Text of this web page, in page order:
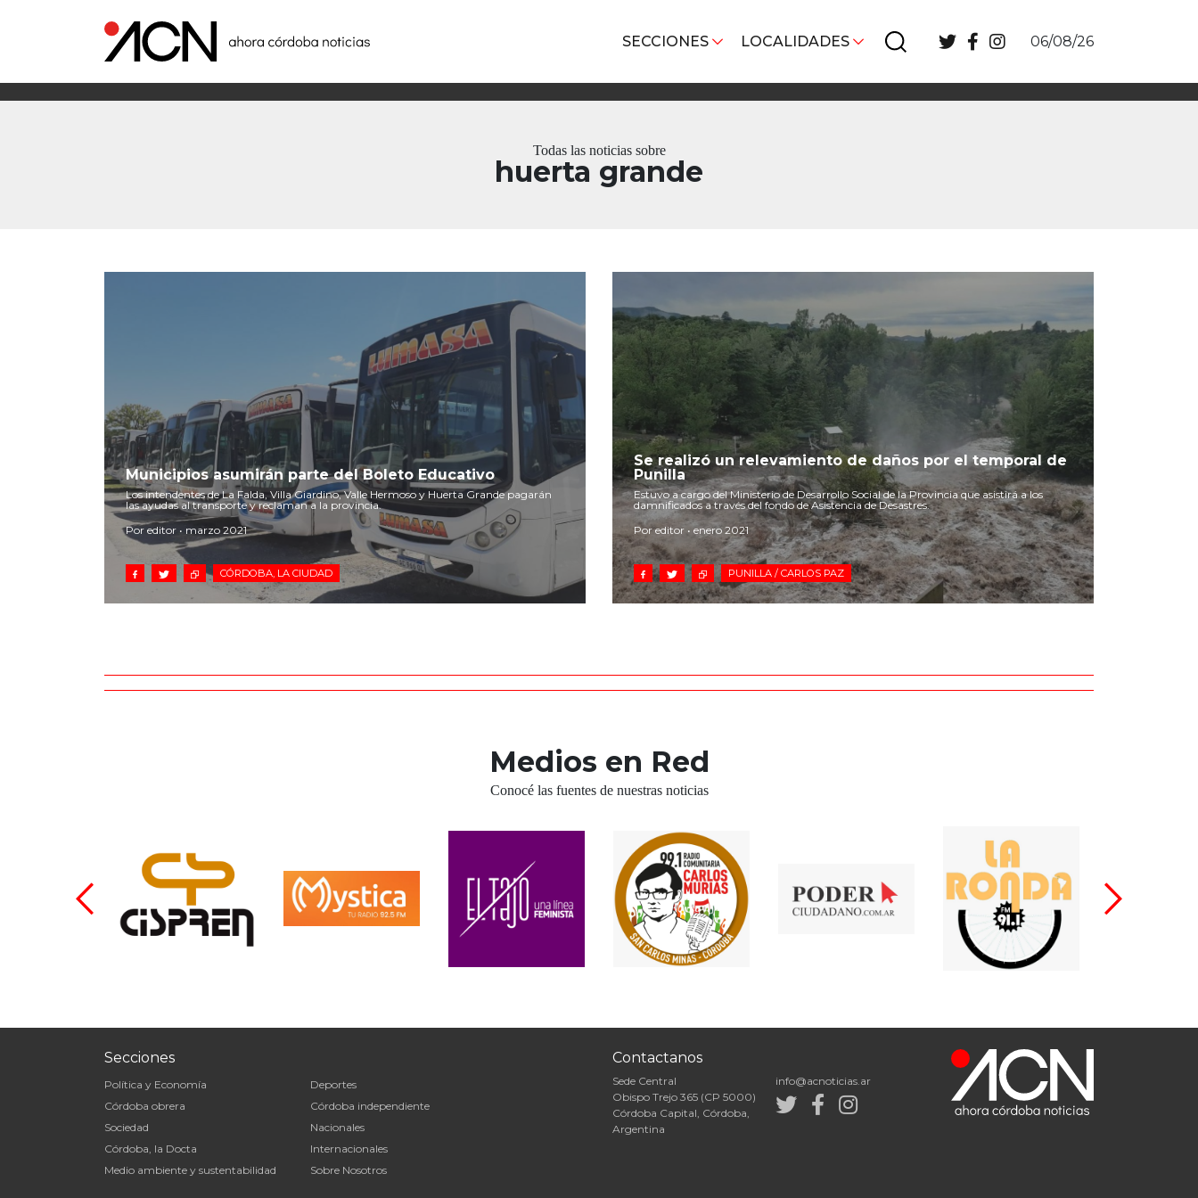
SECCIONES LOCALIDADES 06/08/26
Todas las noticias sobre
huerta grande
Municipios asumirán parte del Boleto Educativo
Los intendentes de La Falda, Villa Giardino, Valle Hermoso y Huerta Grande pagarán
las ayudas al transporte y reclaman a la provincia.
Por editor • marzo 2021
CÓRDOBA, LA CIUDAD
Se realizó un relevamiento de daños por el temporal de
Punilla
Estuvo a cargo del Ministerio de Desarrollo Social de la Provincia que asistirá a los
damnificados a través del fondo de Asistencia de Desastres.
Por editor • enero 2021
PUNILLA / CARLOS PAZ
Medios en Red
Conocé las fuentes de nuestras noticias
Secciones
Política y Economía
Córdoba obrera
Sociedad
Córdoba, la Docta
Medio ambiente y sustentabilidad
Deportes
Córdoba independiente
Nacionales
Internacionales
Sobre Nosotros
Contactanos
Sede Central
Obispo Trejo 365 (CP 5000)
Córdoba Capital, Córdoba,
Argentina
info@acnoticias.ar